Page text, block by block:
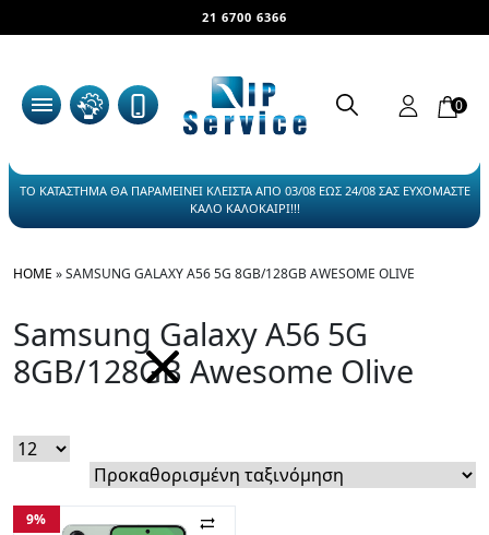
21 6700 6366
0
ΤΟ ΚΑΤΑΣΤΗΜΑ ΘΑ ΠΑΡΑΜΕΙΝΕΙ ΚΛΕΙΣΤΑ ΑΠΟ 03/08 ΕΩΣ 24/08 ΣΑΣ ΕΥΧΟΜΑΣΤΕ
ΚΑΛΟ ΚΑΛΟΚΑΙΡΙ!!!
HOME »SAMSUNG GALAXY A56 5G 8GB/128GB AWESOME OLIVE
Samsung Galaxy A56 5G
8GB/128GB Awesome Olive
9%